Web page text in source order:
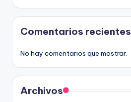
Comentarios recientes
No hay comentarios que mostrar.
Archivos